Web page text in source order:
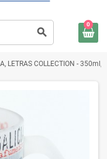
search
0
LETRAS COLLECTION -